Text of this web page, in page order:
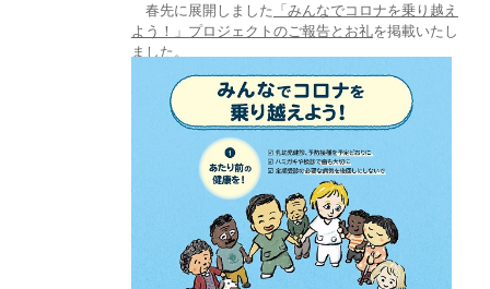
春先に展開しました 「みんなでコロナを乗り越え
よう！」プロジェクトのご報告とお礼を掲載いたし
ました。